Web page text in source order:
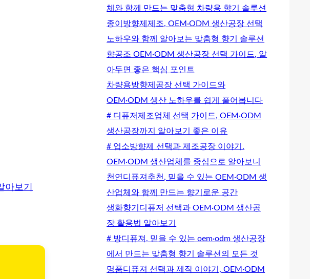
보기
체와 함께 만드는 맞춤형 차량용 향기 솔루션
종이방향제제조, OEM·ODM 생산공장 선택
노하우와 함께 알아보는 맞춤형 향기 솔루션
향공조 OEM·ODM 생산공장 선택 가이드, 알
아두면 좋은 핵심 포인트
차량용방향제공장 선택 가이드와
OEM·ODM 생산 노하우를 쉽게 풀어봅니다
# 디퓨저제조업체 선택 가이드, OEM·ODM
생산공장까지 알아보기 좋은 이유
# 업소방향제 선택과 제조공장 이야기.
OEM·ODM 생산업체를 중심으로 알아보니
천연디퓨져추천, 믿을 수 있는 OEM·ODM 생
산업체와 함께 만드는 향기로운 공간
생화향기디퓨저 선택과 OEM·ODM 생산공
장 활용법 알아보기
# 방디퓨져, 믿을 수 있는 oem·odm 생산공장
에서 만드는 맞춤형 향기 솔루션의 모든 것
명품디퓨져 선택과 제작 이야기, OEM·ODM